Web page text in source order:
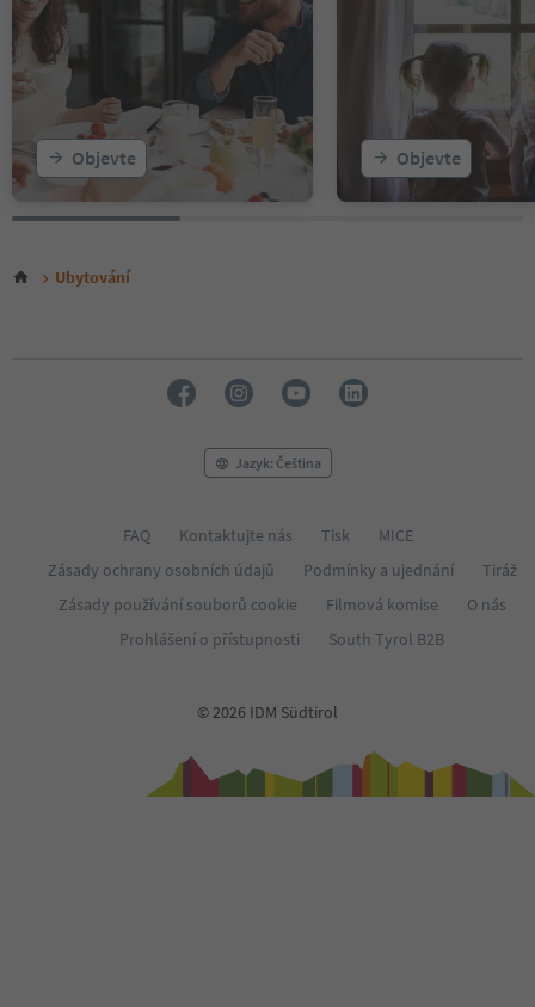
Objevte Objevte
Ubytování
Jazyk: Čeština
FAQ Kontaktujte nás Tisk
MICE
Zásady ochrany osobních údajů
Podmínky a ujednání
Tiráž
Zásady používání souborů cookie
Filmová komise
O nás
Prohlášení o přístupnosti
South Tyrol B2B
© 2026 IDM Südtirol